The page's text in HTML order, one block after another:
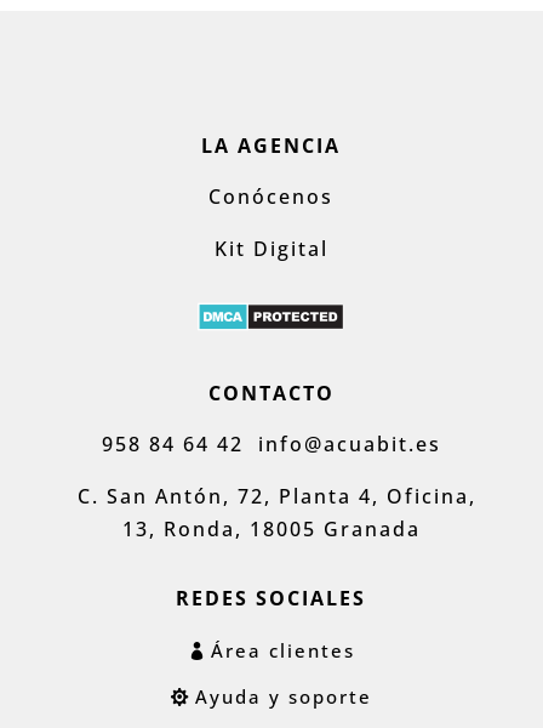
LA AGENCIA
Conócenos
Kit Digital
CONTACTO
958 84 64 42 info@acuabit.es
C. San Antón, 72, Planta 4, Oficina,
13, Ronda, 18005 Granada
REDES SOCIALES
Área clientes
Ayuda y soporte